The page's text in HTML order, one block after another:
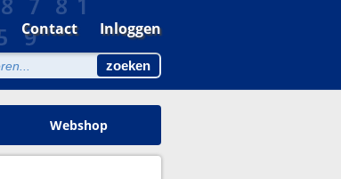
Contact Inloggen
Webshop